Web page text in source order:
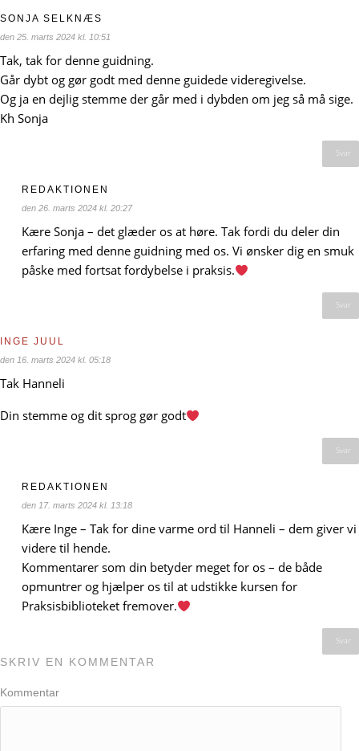
SONJA SELKNÆS
den 25. marts 2024 kl. 10:51
Tak, tak for denne guidning.
Går dybt og gør godt med denne guidede videregivelse.
Og ja en dejlig stemme der går med i dybden om jeg så må sige.
Kh Sonja
Svar
REDAKTIONEN
den 26. marts 2024 kl. 20:27
Kære Sonja – det glæder os at høre. Tak fordi du deler din
erfaring med denne guidning med os. Vi ønsker dig en smuk
påske med fortsat fordybelse i praksis.
Svar
INGE JUUL
den 16. marts 2024 kl. 05:18
Tak Hanneli
Din stemme og dit sprog gør godt
Svar
REDAKTIONEN
den 17. marts 2024 kl. 13:18
Kære Inge – Tak for dine varme ord til Hanneli – dem giver vi
videre til hende.
Kommentarer som din betyder meget for os – de både
opmuntrer og hjælper os til at udstikke kursen for
Praksisbiblioteket fremover.
Svar
SKRIV EN KOMMENTAR
Kommentar